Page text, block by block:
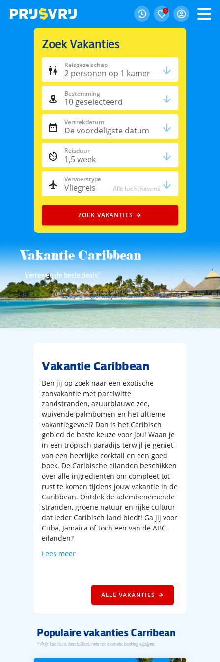
0
Vakantie Caribbean
Verreweg de beste deals!
Zoek Vakanties
Reisgezelschap
2 personen op 1 kamer
Bestemming
10 geselecteerd
Vertrekdatum
De voordeligste datum
Reisduur
1,5 week
Vervoerstype
Vliegreis Alle luchthavens
ZOEK VAKANTIES
Vakantie Caribbean
Ben jij op zoek naar een exotische
zonvakantie met parelwitte
zandstranden, azuurblauwe zee,
wuivende palmbomen en het ultieme
vakantiegevoel? Dan is het Caribisch
gebied de beste keuze voor jou! Waan je
in een tropisch paradijs terwijl je geniet
van een heerlijke cocktail en een goed
boek. De Caribische eilanden beschikken
over alle ingrediënten om compleet tot
rust te komen tijdens jouw vakantie in de
Caribbean. Ontdek de adembenemende
stranden, groene natuur en rijke cultuur
dat ieder Caribisch land biedt! Ga jij voor
Cuba, Jamaica of toch een van de ABC-
eilanden?
Lees meer
ALLE VAKANTIES
Populaire vakanties Carribean
* Prijs kan i.v.m. beschikbaarheid tot moment boeking wijzigen.